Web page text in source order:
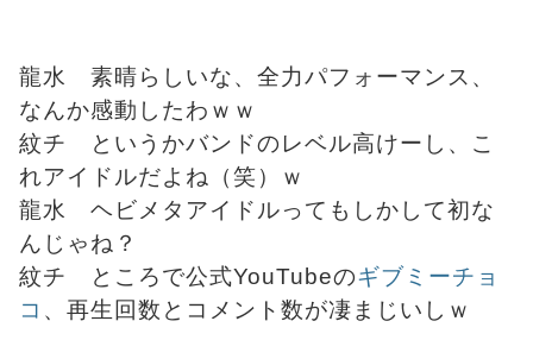
龍水 素晴らしいな、全力パフォーマンス、
なんか感動したわｗｗ
紋チ というかバンドのレベル高けーし、こ
れアイドルだよね（笑）ｗ
龍水 ヘビメタアイドルってもしかして初な
んじゃね？
紋チ ところで公式YouTubeのギブミーチョ
コ 、再生回数とコメント数が凄まじいしｗ